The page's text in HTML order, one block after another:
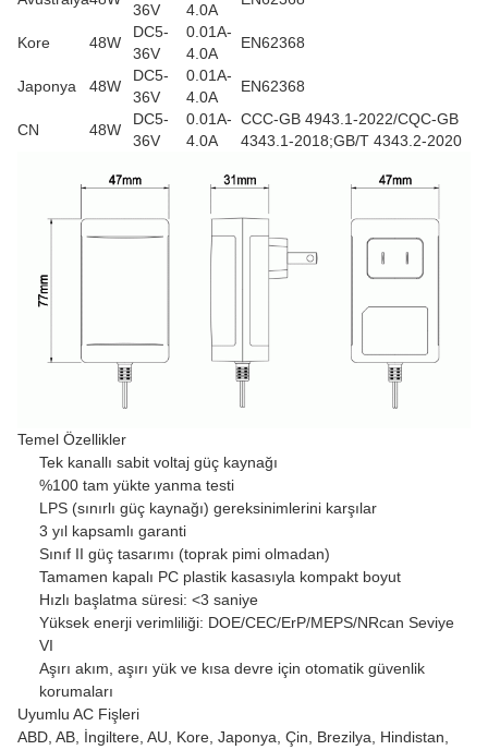
36V 4.0A
Kore 48W
DC5-
36V
0.01A-
4.0A
EN62368
Japonya 48W
DC5-
36V
0.01A-
4.0A
EN62368
CN 48W
DC5-
36V
0.01A-
4.0A
CCC-GB 4943.1-2022/CQC-GB
4343.1-2018;GB/T 4343.2-2020
Temel Özellikler
Tek kanallı sabit voltaj güç kaynağı
%100 tam yükte yanma testi
LPS (sınırlı güç kaynağı) gereksinimlerini karşılar
3 yıl kapsamlı garanti
Sınıf II güç tasarımı (toprak pimi olmadan)
Tamamen kapalı PC plastik kasasıyla kompakt boyut
Hızlı başlatma süresi: <3 saniye
Yüksek enerji verimliliği: DOE/CEC/ErP/MEPS/NRcan Seviye
VI
Aşırı akım, aşırı yük ve kısa devre için otomatik güvenlik
korumaları
Uyumlu AC Fişleri
ABD, AB, İngiltere, AU, Kore, Japonya, Çin, Brezilya, Hindistan,